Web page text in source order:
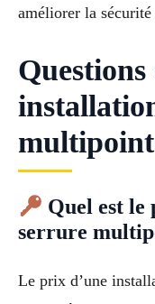
améliorer la sécurité
Quel est le
serrure
Le prix d’une